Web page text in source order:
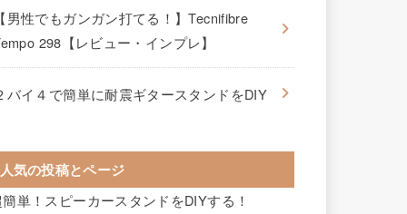
男性でもガンガン打てる！】Tecnifibre
298【レビュー・インプレ】
バイ４で簡単に耐震ギタースタンドをDIY
人気の投稿とページ
単！スピーカースタンドをDIYする！